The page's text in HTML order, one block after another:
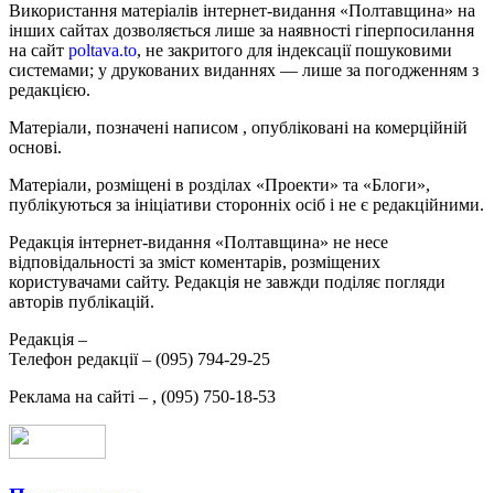
Використання матеріалів інтернет-видання «Полтавщина» на
інших сайтах дозволяється лише за наявності гіперпосилання
на сайт poltava.to, не закритого для індексації пошуковими
системами; у друкованих виданнях — лише за погодженням з
редакцією.
Матеріали, позначені написом , опубліковані на комерційній
основі.
Матеріали, розміщені в розділах «Проекти» та «Блоги»,
публікуються за ініціативи сторонніх осіб і не є редакційними.
Редакція інтернет-видання «Полтавщина» не несе
відповідальності за зміст коментарів, розміщених
користувачами сайту. Редакція не завжди поділяє погляди
авторів публікацій.
Редакція –
Телефон редакції – (095) 794-29-25
Реклама на сайті – , (095) 750-18-53